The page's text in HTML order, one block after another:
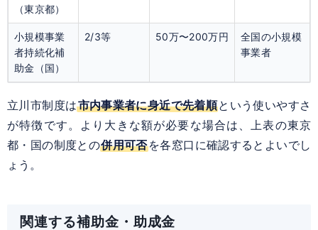
（東京都）
小規模事業
者持続化補
助金（国）
2/3等 50万〜200万円
全国の小規模
事業者
立川市制度は市内事業者に身近で先着順という使いやすさ
が特徴です。より大きな額が必要な場合は、上表の東京
都・国の制度との併用可否を各窓口に確認するとよいでし
ょう。
関連する補助金・助成金